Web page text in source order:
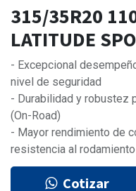
315/35R20
LATITUDE
- Excepcional
nivel de seguridad
- Durabilidad y robustez
(On-Road)
- Mayor rendimiento de
resistencia al rodamiento
Cotizar